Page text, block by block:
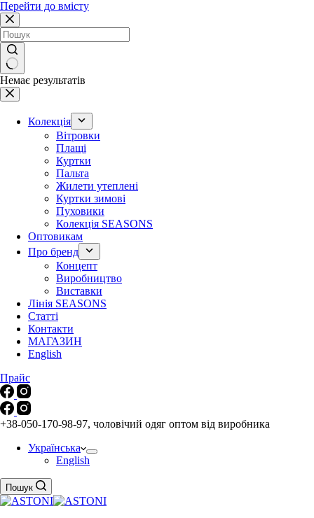
Перейти до вмісту
Немає результатів
Колекція
Вітровки
Плащі
Куртки
Пальта
Жилети утеплені
Куртки зимові
Пуховики
Колекція SEASONS
Оптовикам
Про бренд
Концепт
Виробництво
Виставки
Лінія SEASONS
Статті
Контакти
МАГАЗИН
English
Прайс
+38-050-170-98-97, чоловічий одяг оптом від виробника
Українська
English
Пошук